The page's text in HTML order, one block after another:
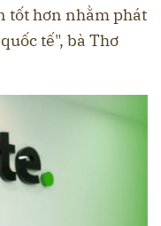
tốt hơn nhằm phát
tế", bà Thơ